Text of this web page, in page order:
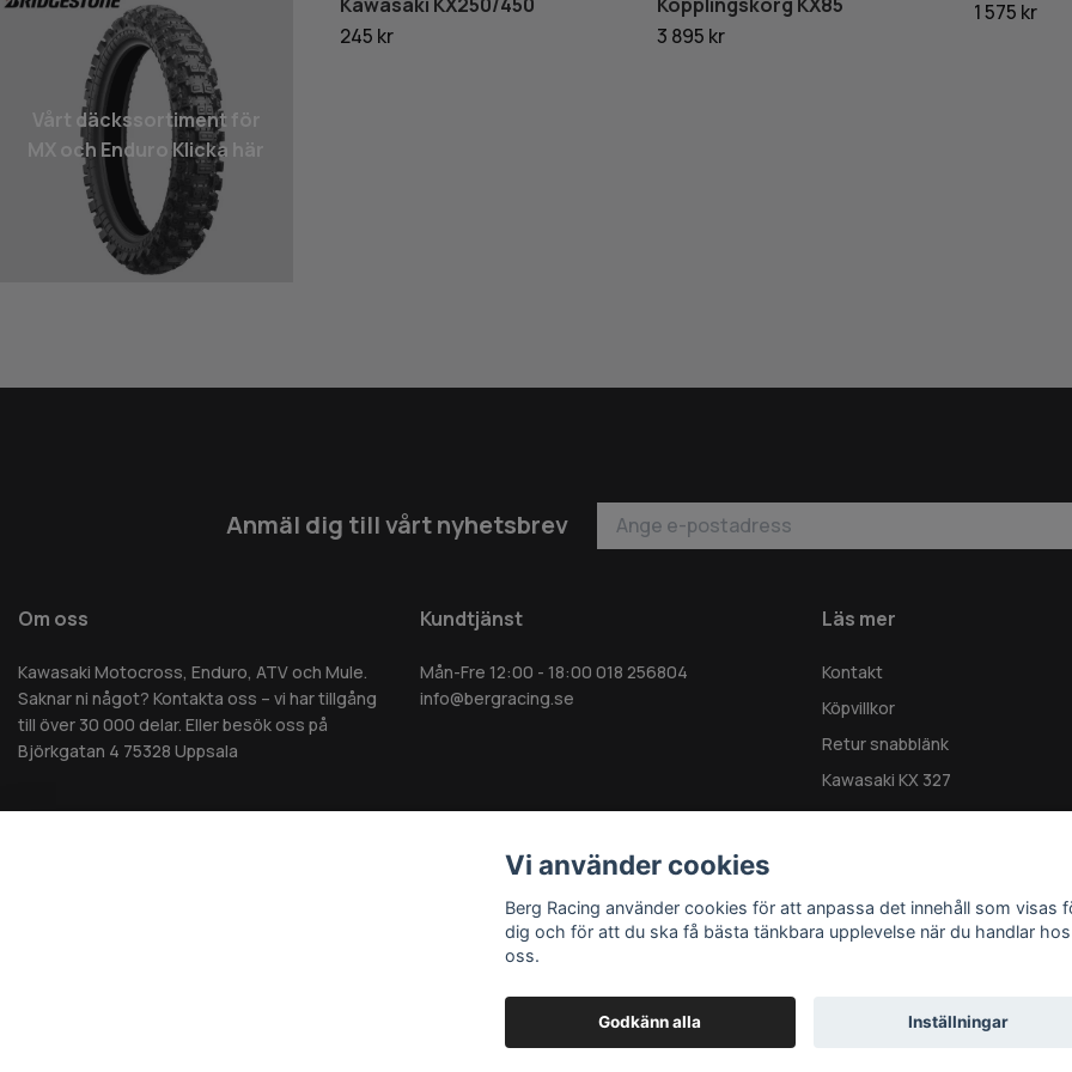
Vårt däcks­sortiment för
MX och Enduro Klicka här
245 kr
3 895 kr
1 575 kr
Anmäl dig till vårt nyhetsbrev
Om oss
Kawasaki Motocross, Enduro, ATV och Mule.
Saknar ni något? Kontakta oss – vi har tillgång
till över 30 000 delar. Eller besök oss på
Björkgatan 4 75328 Uppsala
Kundtjänst
Mån-Fre 12:00 - 18:00 018 256804
info@bergracing.se
Läs mer
Kontakt
Köpvillkor
Retur snabblänk
Kawasaki KX 327
Vi använder cookies
Berg Racing använder cookies för att anpassa det innehåll som visas
dig och för att du ska få bästa tänkbara upplevelse när du handlar hos
oss.
Godkänn alla Inställningar